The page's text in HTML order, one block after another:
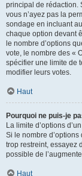
principal de rédaction.
vous n’ayez pas la
sondage en incluant
chaque option devant
le nombre d’options
vote, le nombre des «
spécifier une limite de
modifier leurs votes.
Haut
Pourquoi ne puis-je
La limite d’options
Si le nombre
trop restreint, essayez
possible de
Haut